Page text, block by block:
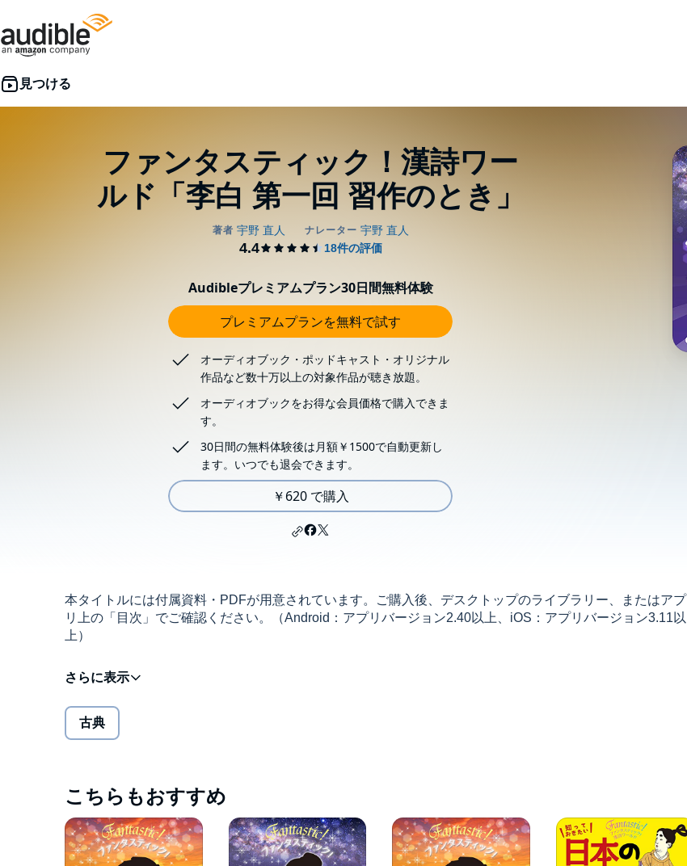
ファンタスティック！漢詩ワー
ルド「李白 第一回 習作のとき」
Audibleプレミアムプラン30日間無料体験
プレミアムプランを無料で試す
オーディオブック・ポッドキャスト・オリジナル
作品など数十万以上の対象作品が聴き放題。
オーディオブックをお得な会員価格で購入できま
す。
30日間の無料体験後は月額￥1500で自動更新し
ます。いつでも退会できます。
￥620 で購入
本タイトルには付属資料・PDFが用意されています。ご購入後、デスクトップのライブラリー、またはアプ
リ上の「目次」でご確認ください。（Android：アプリバージョン2.40以上、iOS：アプリバージョン3.11以
上）
漢字一つ一つが持つ個性的な形と意味、それらの組み合わせからさまざまにひろがってゆく境地が幻想的で
漢詩は和歌や俳句とともに、永く日本人に親しまれて来た文学形式ですが、漢字ばかりで作られるため、気
おくれしてしまう人もおられるようです。
が、そのいかめしい外見から一歩中に入ってみると、まことに多彩で魅力ある世界が現れて来ます。
古典
こちらもおすすめ